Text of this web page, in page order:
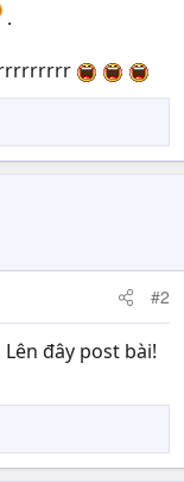
.
#2
đây post bài!